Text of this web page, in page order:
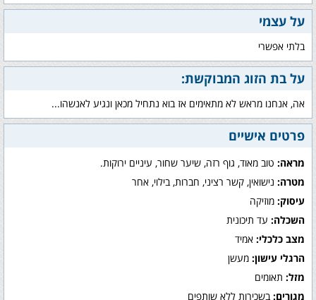
על עצמי
בלתי אפשרי
על בת הזוג המבוקשת:
אה, אנחנו מראש לא מתאימים אז בוא נתחיל מכאן ונגיע לאנשהו...
פרטים אישיים
מראה: טוב מאוד, גוף רזה, שיער שחור, עיניים ירוקות.
מטרה: נישואין, קשר רציני, חברות, בילוי, אחר
עיסוק: מוזיקה
השכלה: עד תיכונית
מצב כלכלי: אמיד
הרגלי עישון: מעשן
מזל: תאומים
מגורים: בשכירות ללא שותפים